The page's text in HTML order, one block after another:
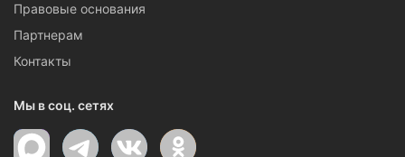
Правовые основания
Партнерам
Контакты
Мы в соц. сетях